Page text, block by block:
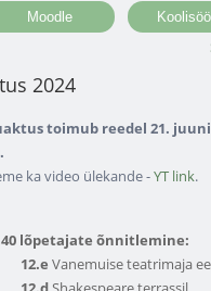
2024
toimub reedel 21.
ka video ülekande -YT link.
lõpetajate õnnitlemine:
12.e Vanemuise teatrimaja